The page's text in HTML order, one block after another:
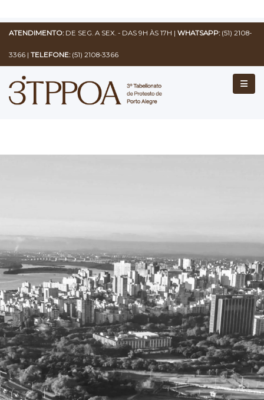
ATENDIMENTO:DE SEG. A SEX. - DAS 9H ÀS 17H | WHATSAPP:(51) 2108-
3366 | TELEFONE:(51) 2108-3366